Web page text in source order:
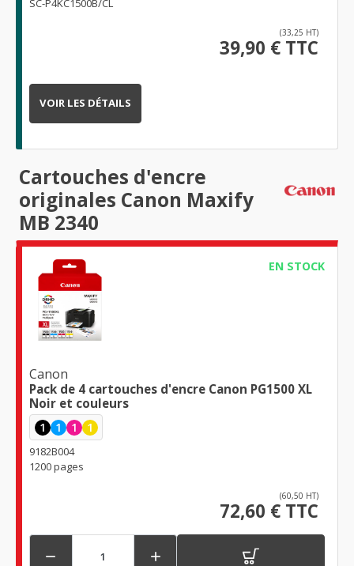
SC-P4KC1500B/CL
(33,25 HT)
39,90 € TTC
VOIR LES DÉTAILS
Cartouches d'encre
originales Canon Maxify
MB 2340
EN STOCK
Canon
Pack de 4 cartouches d'encre Canon PG1500 XL
Noir et couleurs
1 1 1 1
9182B004
1200 pages
(60,50 HT)
72,60 € TTC
 